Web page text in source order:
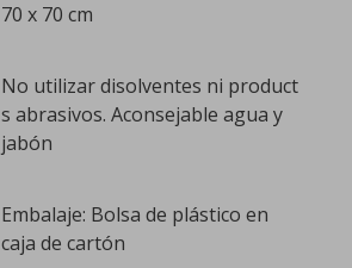
70 x 70 cm
No utilizar disolventes ni product
s abrasivos. Aconsejable agua y
jabón
Embalaje: Bolsa de plástico en
caja de cartón